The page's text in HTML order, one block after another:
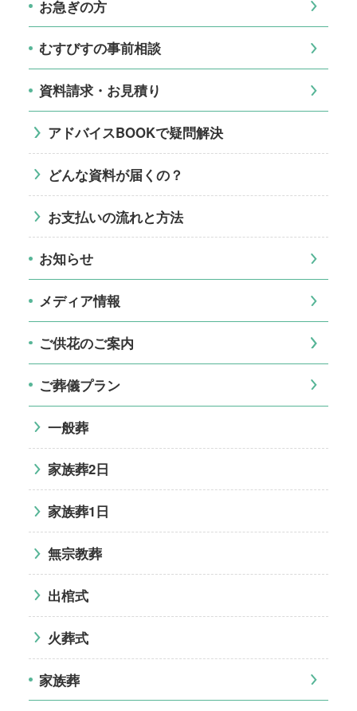
お急ぎの方
むすびすの事前相談
資料請求・お見積り
アドバイスBOOKで疑問解決
どんな資料が届くの？
お支払いの流れと方法
お知らせ
メディア情報
ご供花のご案内
ご葬儀プラン
一般葬
家族葬2日
家族葬1日
無宗教葬
出棺式
火葬式
家族葬